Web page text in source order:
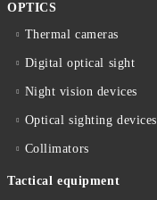
OPTICS
Thermal cameras
Digital optical sight
Night vision devices
Optical sighting devices
Collimators
Tactical equipment